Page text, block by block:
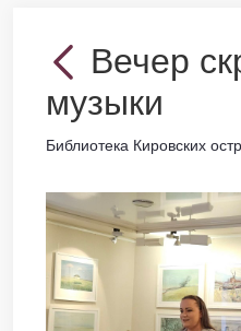
Вечер
музыки
Библиотека Кировских